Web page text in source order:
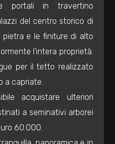
portali in travertino
del centro storico di
pietra e le finiture di alto
l'intera proprietà.
per il tetto realizzato
a capriate.
acquistare ulteriori
a seminativi arborei
60.000.